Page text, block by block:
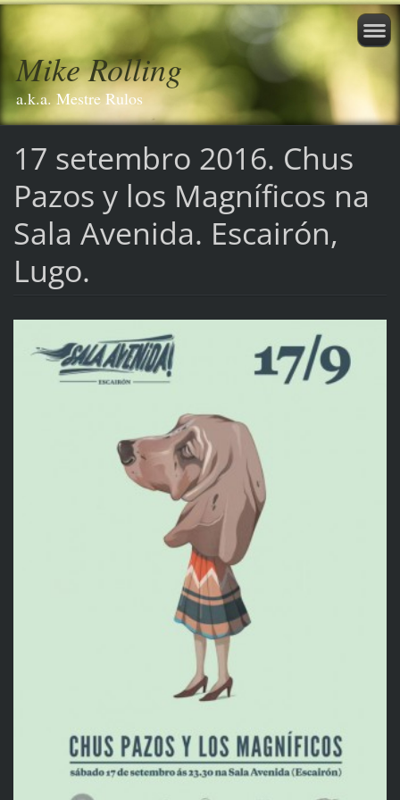
Mike Rolling
a.k.a. Mestre Rulos
17 setembro 2016. Chus
Pazos y los Magníficos na
Sala Avenida. Escairón,
Lugo.